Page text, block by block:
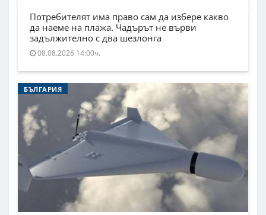
Потребителят има право сам да избере какво
да наеме на плажа. Чадърът не върви
задължително с два шезлонга
08.08.2026 14:00ч.
БЪЛГАРИЯ